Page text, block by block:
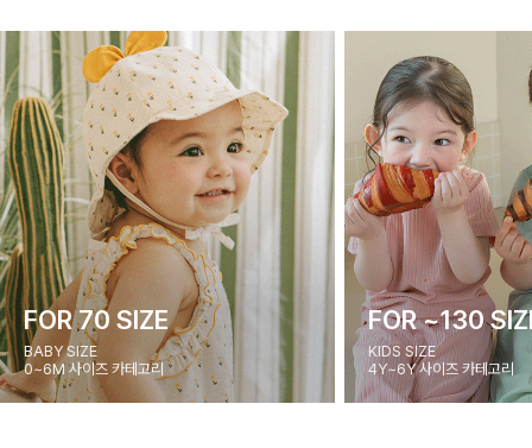
FOR 70 SIZE
BABY SIZE
0~6M 사이즈 카테고리
FOR ~130
KIDS SIZE
4Y~6Y 사이즈 카테고리